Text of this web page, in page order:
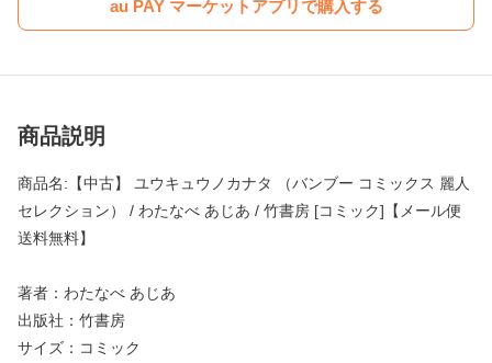
au PAY マーケットアプリで購入する
商品説明
商品名:【中古】 ユウキュウノカナタ （バンブー コミックス 麗人
セレクション） / わたなべ あじあ / 竹書房 [コミック]【メール便
送料無料】
著者：わたなべ あじあ
出版社：竹書房
サイズ：コミック